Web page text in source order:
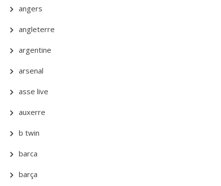
angers
angleterre
argentine
arsenal
asse live
auxerre
b twin
barca
barça